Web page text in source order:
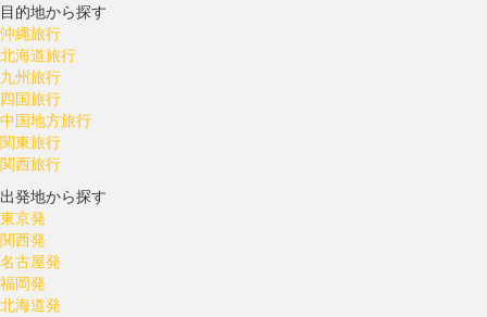
目的地から探す
沖縄旅行
北海道旅行
九州旅行
四国旅行
中国地方旅行
関東旅行
関西旅行
出発地から探す
東京発
関西発
名古屋発
福岡発
北海道発